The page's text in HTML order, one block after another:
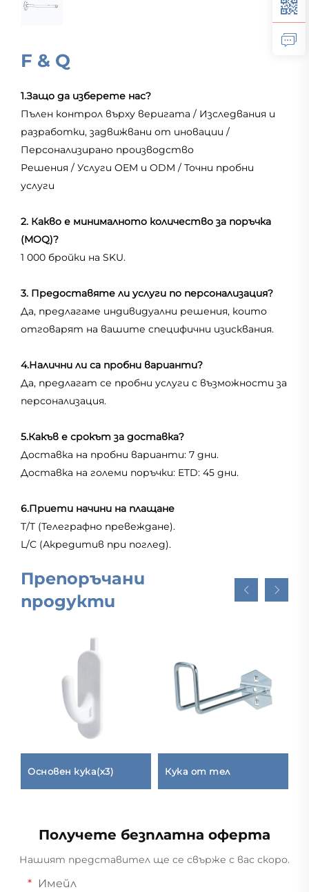
F & Q
1.Защо да изберете нас?
Пълен контрол върху веригата / Изследвания и
разработки, задвижвани от иновации /
Персонализирано производство
Решения / Услуги OEM и ODM / Точни пробни
услуги
2. Какво е минималното количество за поръчка
(MOQ)?
1 000 бройки на SKU.
3. Предоставяте ли услуги по персонализация?
Да, предлагаме индивидуални решения, които
отговарят на вашите специфични изисквания.
4.Налични ли са пробни варианти?
Да, предлагат се пробни услуги с възможности за
персонализация.
5.Какъв е срокът за доставка?
Доставка на пробни варианти: 7 дни.
Доставка на големи поръчки: ETD: 45 дни.
6.Приети начини на плащане
T/T (Телеграфно превеждане).
L/C (Акредитив при поглед).
Препоръчани
продукти
Основен кукa(x3) Кука от тел
Получете безплатна оферта
Нашият представител ще се свърже с вас скоро.
Имейл